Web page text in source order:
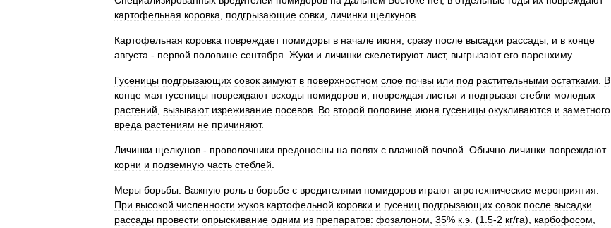
картофельная коровка подгрызающие совки личинки щелкунов
Картофельная коровка повреждает помидоры в начале июня сразу после высадки рассады и в конце
августа - первой половине сентября Жуки и личинки скелетируют лист, выгрызают его паренхиму.
Гусеницы подгрызающих совок зимуют в поверхностном слое почвы или под растительными остатками
В
конце мая гусеницы повреждают всходы помидоров и повреждая листья и подгрызая стебли молодых
растений
вызывают изреживание посевов Во второй половине июня гусеницы окукливаются и заметного
вреда растениям не причиняют.
Личинки щелкунов - проволочники вредоносны на полях с влажной почвой Обычно личинки повреждают
корни и подземную часть стеблей
Меры борьбы Важную роль в борьбе с вредителями помидоров играют агротехнические мероприятия
При высокой численности жуков картофельной коровки и гусениц подгрызающих совок после высадки
рассады провести опрыскивание одним из препаратов: фозалоном 35% к э . (1 5-2 кг/га), карбофосом